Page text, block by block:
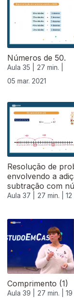
Números de 50.
Aula 35 |
27 min. |
05 mar. 2021
Resolução de
envolvendo a
subtração com
Aula 37 | 27 min. |
Comprimento (1)
Aula 39 | 27 min. |